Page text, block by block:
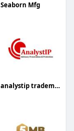
Seaborn Mfg
analystip trademark